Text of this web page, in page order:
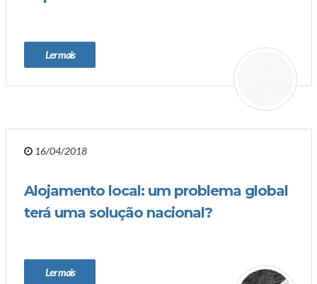
Ler mais
16/04/2018
Alojamento local: um problema global
terá uma solução nacional?
Ler mais